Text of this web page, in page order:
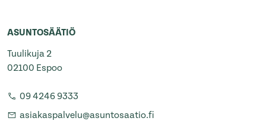
ASUNTOSÄÄTIÖ
Tuulikuja 2
02100 Espoo
09 4246 9333
asiakaspalvelu@asuntosaatio.fi